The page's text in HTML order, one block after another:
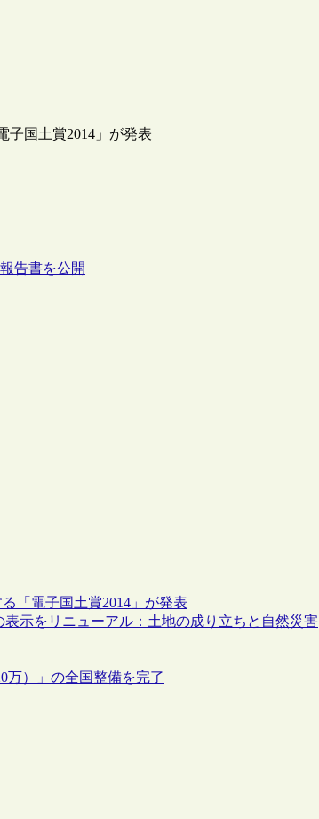
子国土賞2014」が発表
告書を公開
「電子国土賞2014」が発表
示をリニューアル：土地の成り立ちと自然災害
万）」の全国整備を完了